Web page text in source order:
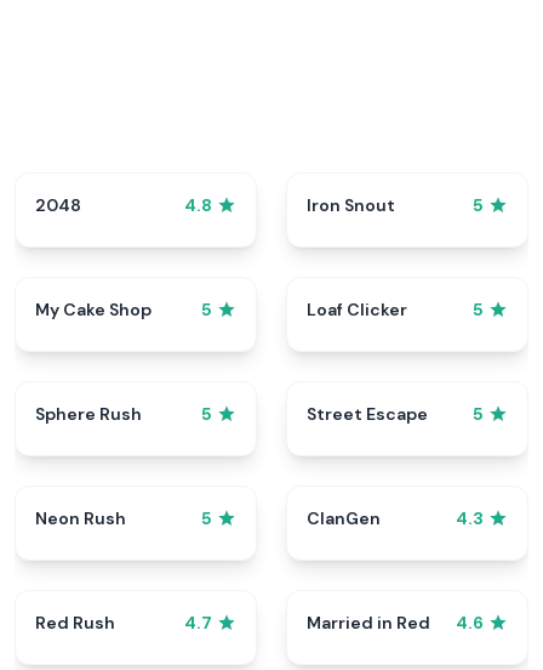
2048 4.8 Iron Snout 5
My Cake Shop 5 Loaf Clicker 5
Sphere Rush 5 Street Escape 5
Neon Rush 5 ClanGen 4.3
Red Rush 4.7 Married in Red 4.6